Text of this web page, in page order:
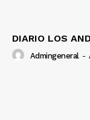
DIARIO LOS
Admingeneral -